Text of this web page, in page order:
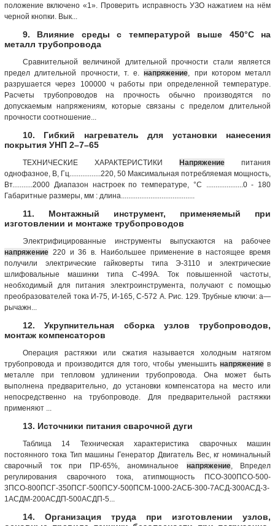
положение включено «1». Проверить исправность УЗО нажатием на нём
черной кнопки. Вык...
9. Влияние среды с температурой выше 450°С на
металл трубопровода
Сравнительной величиной длительной прочности стали является
предел длительной прочности, т. е.напряжение , при котором металл
разрушается через 100000 ч работы при определенной температуре.
Расчеты трубопроводов на прочность обычно производятся по
допускаемым напряжениям, которые связаны с пределом длительной
прочности соотношение...
10. Гибкий нагреватель для установки нанесения
покрытия УНП 2–7–65
ТЕХНИЧЕСКИЕ ХАРАКТЕРИСТИКИ Напряжение питания
однофазное, В, Гц.................220, 50 Максимальная потребляемая мощность,
Вт...........2000 Диапазон настроек по температуре, °С ....................0 - 180
Габаритные размеры, мм : длина........................................
11. Монтажный инструмент, применяемый при
изготовлении и монтаже трубопроводов
Электрифицированные инструменты выпускаются на рабочее
напряжение 220 и 36 в. Наибольшее применение в настоящее время
получили электрические гайковерты типа Э-3110 и электрические
шлифовальные машинки типа С-499А. Ток повышенной частоты,
необходимый для питания электроинструмента, получают с помощью
преобразователей тока И-75, И-165, С-572 А. Рис. 129. Трубные ключи: а—
рычажн...
12. Укрупнительная сборка узлов трубопроводов,
монтаж компенсаторов
Операция растяжки или сжатия называется холодным натягом
трубопровода и производится для того, чтобы уменьшить напряжениев
металле при тепловом удлинении трубопровода. Она может быть
выполнена предварительно, до установки компенсатора на место или
непосредственно на трубопроводе. Для предварительной растяжки
применяют ...
13. Источники питания сварочной дуги
Таблица 14 Техническая характеристика сварочных машин
постоянного тока Тип машины Генератор Двигатель Вес, кг номинальный
сварочный ток при ПР-65%, аноминальное напряжение, Впредел
регулирования сварочного тока, атипмощность ПСО-300ПСО-500-
3ПСО-800ПСГ-350ПСГ-500ПСУ-500ПСМ-1000-2АСБ-300-7АСД-300АСД-3-
1АСДМ-200АСДП-500АСДП-5...
14. Организация труда при изготовлении узлов,